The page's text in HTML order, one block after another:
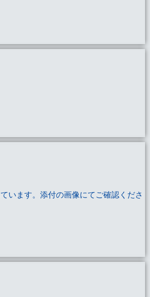
います。添付の画像にてご確認くださ